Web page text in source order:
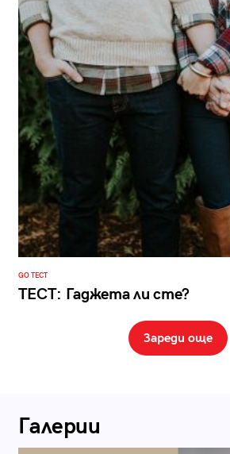
GO ТЕСТ
ТЕСТ: Гаджета ли сте?
Зареди още
Галерии